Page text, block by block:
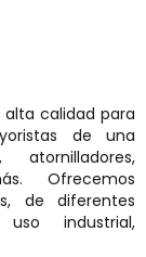
alta calidad para
de una
Ofrecemos
de diferentes
industrial,